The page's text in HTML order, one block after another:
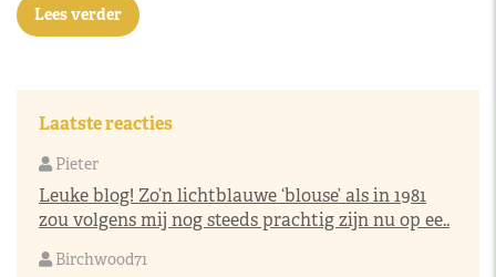
Lees verder
Laatste reacties
Pieter
Leuke blog! Zo’n lichtblauwe ‘blouse’ als in 1981
zou volgens mij nog steeds prachtig zijn nu op ee..
Birchwood71